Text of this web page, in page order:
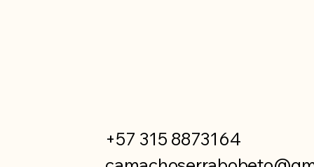
+57 315 8873164